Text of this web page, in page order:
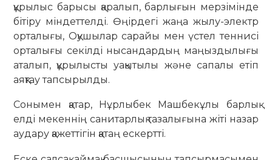
құрылыс барысы қаралып, барлығын мерзімінде
бітіру міндеттелді. Өңірдегі жаңа жылу-электр
орталығы, Оқушылар сарайы мен үстел теннисі
орталығы секілді нысандардың маңыздылығы
аталып, құрылысты уақытылы және сапалы етіп
аяқтау тапсырылды.
Сонымен қатар, Нұрлыбек Машбекұлы барлық
елді мекеннің санитарлық тазалығына жіті назар
аудару қажеттігін қатаң ескертті.